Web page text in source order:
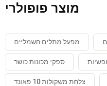
מוצר פופולרי
מפעל מתלים חשמליים
ספקי מכונות כושר
צלחת משקולות 10 פאונד